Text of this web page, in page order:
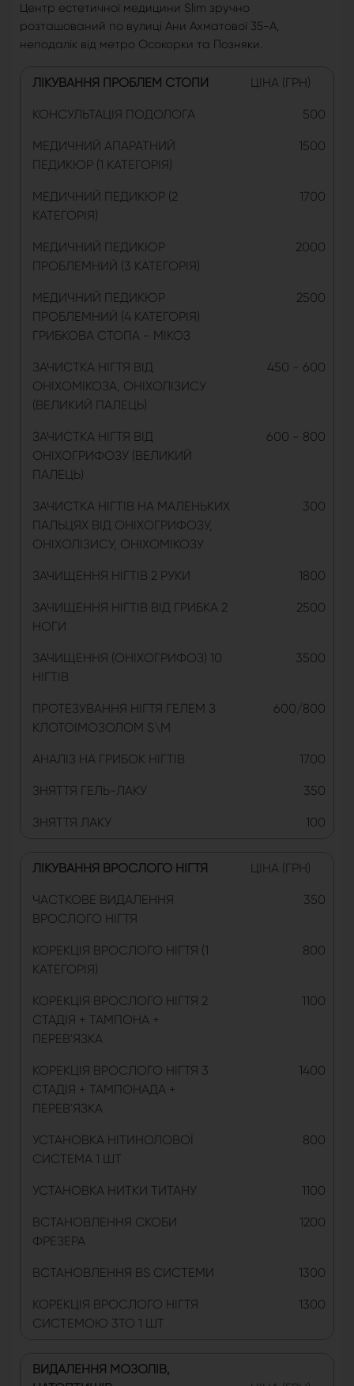
Центр естетичної медицини Slim зручно
розташований по вулиці Ани Ахматової 35-А,
неподалік від метро Осокорки та Позняки.
ЛІКУВАННЯ ПРОБЛЕМ СТОПИ ЦІНА (ГРН)
КОНСУЛЬТАЦІЯ ПОДОЛОГА 500
МЕДИЧНИЙ АПАРАТНИЙ
ПЕДИКЮР (1 КАТЕГОРІЯ)
1500
МЕДИЧНИЙ ПЕДИКЮР (2
КАТЕГОРІЯ)
1700
МЕДИЧНИЙ ПЕДИКЮР
ПРОБЛЕМНИЙ (3 КАТЕГОРІЯ)
2000
МЕДИЧНИЙ ПЕДИКЮР
ПРОБЛЕМНИЙ (4 КАТЕГОРІЯ)
ГРИБКОВА СТОПА - МІКОЗ
2500
ЗАЧИСТКА НІГТЯ ВІД
ОНІХОМІКОЗА, ОНІХОЛІЗИСУ
(ВЕЛИКИЙ ПАЛЕЦЬ)
450 - 600
ЗАЧИСТКА НІГТЯ ВІД
ОНІХОГРИФОЗУ (ВЕЛИКИЙ
ПАЛЕЦЬ)
600 - 800
ЗАЧИСТКА НІГТІВ НА МАЛЕНЬКИХ
ПАЛЬЦЯХ ВІД ОНІХОГРИФОЗУ,
ОНІХОЛІЗИСУ, ОНІХОМІКОЗУ
300
ЗАЧИЩЕННЯ НІГТІВ 2 РУКИ 1800
ЗАЧИЩЕННЯ НІГТІВ ВІД ГРИБКА 2
НОГИ
2500
ЗАЧИЩЕННЯ (ОНІХОГРИФОЗ) 10
НІГТІВ
3500
ПРОТЕЗУВАННЯ НІГТЯ ГЕЛЕМ З
КЛОТОІМОЗОЛОМ S\M
600/800
АНАЛІЗ НА ГРИБОК НІГТІВ 1700
ЗНЯТТЯ ГЕЛЬ-ЛАКУ 350
ЗНЯТТЯ ЛАКУ 100
ЛІКУВАННЯ ВРОСЛОГО НІГТЯ ЦІНА (ГРН)
ЧАСТКОВЕ ВИДАЛЕННЯ
ВРОСЛОГО НІГТЯ
350
КОРЕКЦІЯ ВРОСЛОГО НІГТЯ (1
КАТЕГОРІЯ)
800
КОРЕКЦІЯ ВРОСЛОГО НІГТЯ 2
СТАДІЯ + ТАМПОНА +
ПЕРЕВ'ЯЗКА
1100
КОРЕКЦІЯ ВРОСЛОГО НІГТЯ 3
СТАДІЯ + ТАМПОНАДА +
ПЕРЕВ'ЯЗКА
1400
УСТАНОВКА НІТИНОЛОВОЇ
СИСТЕМА 1 ШТ
800
УСТАНОВКА НИТКИ ТИТАНУ 1100
ВСТАНОВЛЕННЯ СКОБИ
ФРЕЗЕРА
1200
ВСТАНОВЛЕННЯ BS СИСТЕМИ 1300
КОРЕКЦІЯ ВРОСЛОГО НІГТЯ
СИСТЕМОЮ 3TO 1 ШТ
1300
ВИДАЛЕННЯ МОЗОЛІВ,